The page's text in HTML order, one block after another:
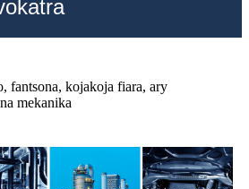
fantsona, kojakoja fiara, ary
mekanika